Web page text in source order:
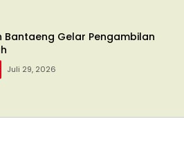
Bantaeng Gelar Pengambilan
Juli 29, 2026